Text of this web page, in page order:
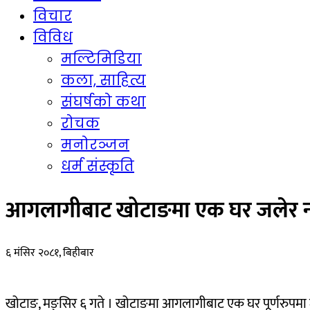
विचार
विविध
मल्टिमिडिया
कला, साहित्य
संघर्षको कथा
रोचक
मनोरञ्जन
धर्म संस्कृति
आगलागीबाट खोटाङमा एक घर जलेर
६ मंसिर २०८१, बिहीबार
खोटाङ, मङ्सिर ६ गते । खोटाङमा आगलागीबाट एक घर पूर्णरुपमा